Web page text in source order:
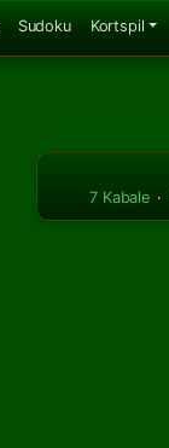
Sudoku Kortspil
7 Kabale ·